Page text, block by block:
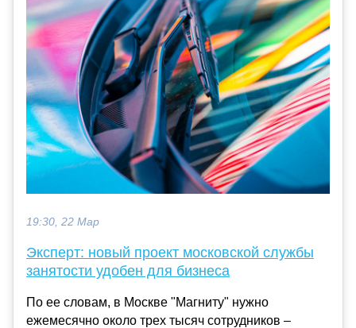
19:30, 22 Мар
Эксперт: новый проект московской службы
занятости удобен для бизнеса
По ее словам, в Москве "Магниту" нужно
ежемесячно около трех тысяч сотрудников –